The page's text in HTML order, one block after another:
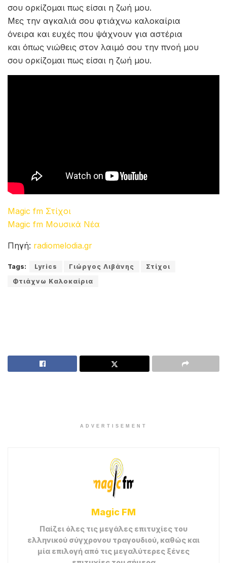
σου ορκίζομαι πως είσαι η ζωή μου.
Μες την αγκαλιά σου φτιάχνω καλοκαίρια
όνειρα και ευχές που ψάχνουν για αστέρια
και όπως νιώθεις στον λαιμό σου την πνοή μου
σου ορκίζομαι πως είσαι η ζωή μου.
Magic fm Στίχοι
Magic fm Μουσικά Νέα
Πηγή: radiomelodia.gr
Tags: Lyrics Γιώργος Λιβάνης
Στίχοι
Φτιάχνω Καλοκαίρια
ADVERTISEMENT
Magic FM
Παίζει όλες τις μεγάλες επιτυχίες του
ελληνικού σύγχρονου τραγουδιού, καθώς και
μία επιλογή από τις μεγαλύτερες ξένες